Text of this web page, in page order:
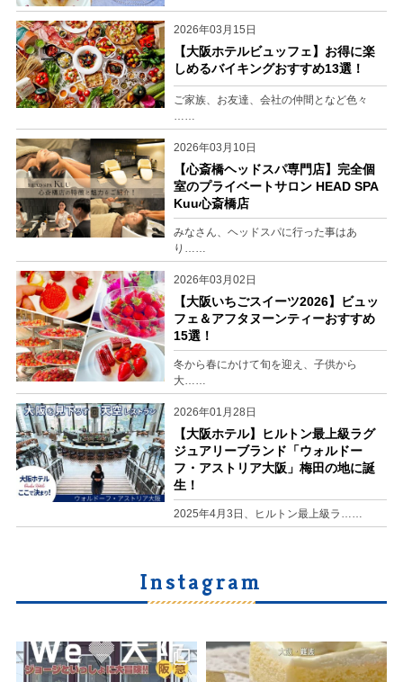
2026年03月15日
【大阪ホテルビュッフェ】お得に楽
しめるバイキングおすすめ13選！
ご家族、お友達、会社の仲間となど色々
2026年03月10日
【心斎橋ヘッドスパ専門店】完全個
室のプライベートサロン HEAD SPA
Kuu心斎橋店
みなさん、ヘッドスパに行った事はあ
り……
2026年03月02日
【大阪いちごスイーツ2026】ビュッ
フェ＆アフタヌーンティーおすすめ
15選！
冬から春にかけて旬を迎え、子供から
大……
2026年01月28日
【大阪ホテル】ヒルトン最上級ラグ
ジュアリーブランド「ウォルドー
フ・アストリア大阪」梅田の地に誕
生！
2025年4月3日、ヒルトン最上級ラ……
Instagram